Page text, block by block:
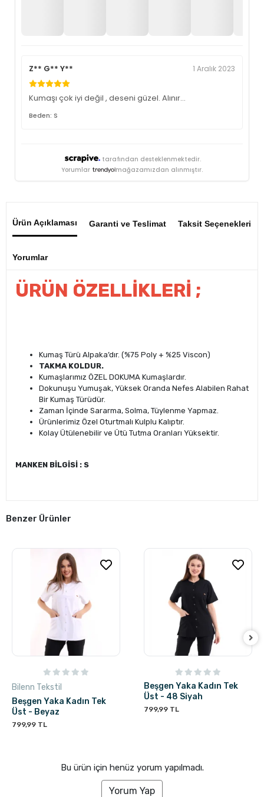
Z** G** Y** 1 Aralık 2023
Kumaşı çok iyi değil , deseni güzel. Alınır…
Beden: S
tarafından desteklenmektedir.
Yorumlar
mağazamızdan alınmıştır.
Ürün Açıklaması Garanti ve Teslimat Taksit Seçenekleri
Yorumlar
ÜRÜN ÖZELLİKLERİ ;
Kumaş Türü Alpaka’dır. (%75 Poly + %25 Viscon)
TAKMA KOLDUR.
Kumaşlarımız ÖZEL DOKUMA Kumaşlardır.
Dokunuşu Yumuşak, Yüksek Oranda Nefes Alabilen Rahat
Bir Kumaş Türüdür.
Zaman İçinde Sararma, Solma, Tüylenme Yapmaz.
Ürünlerimiz Özel Oturtmalı Kulplu Kalıptır.
Kolay Ütülenebilir ve Ütü Tutma Oranları Yüksektir.
MANKEN BİLGİSİ : S
Benzer Ürünler
Bilenn Tekstil
Beşgen Yaka Kadın Tek
Üst - Beyaz
799,99 TL
Beşgen Yaka Kadın Tek
Üst - 48 Siyah
799,99 TL
Bu ürün için henüz yorum yapılmadı.
Yorum Yap